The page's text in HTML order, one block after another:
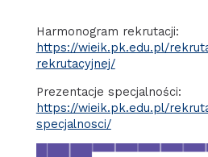
Harmonogram rekrutacji:
https://wieik.pk.edu.pl/
rekrutacyjnej/
Prezentacje specjalności:
https://wieik.pk.edu.pl/
specjalnosci/